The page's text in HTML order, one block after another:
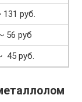
131 руб.
56 руб
45 руб.